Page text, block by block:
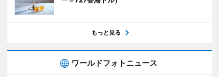
もっと見る
ワールドフォトニュース